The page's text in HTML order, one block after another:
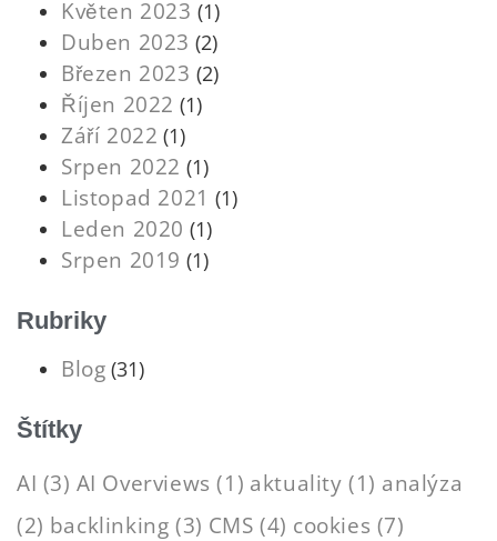
Květen 2023 (1)
Duben 2023 (2)
Březen 2023 (2)
Říjen 2022 (1)
Září 2022 (1)
Srpen 2022 (1)
Listopad 2021 (1)
Leden 2020 (1)
Srpen 2019 (1)
Rubriky
Blog (31)
Štítky
AI (3) AI Overviews (1) aktuality (1) analýza
(2) backlinking (3) CMS (4) cookies (7)